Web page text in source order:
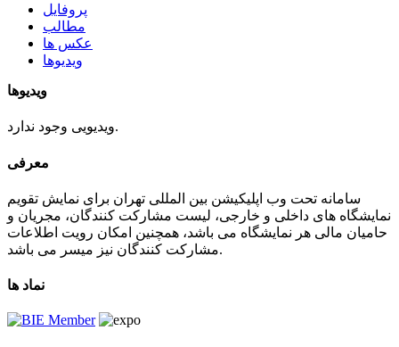
پروفایل
مطالب
عکس ها
ویدیوها
ویدیوها
ویدیویی وجود ندارد.
معرفی
سامانه تحت وب اپلیکیشن بین المللی تهران برای نمایش تقویم
نمایشگاه های داخلی و خارجی، لیست مشارکت کنندگان، مجریان و
حامیان مالی هر نمایشگاه می باشد، همچنین امکان رویت اطلاعات
مشارکت کنندگان نیز میسر می باشد.
نماد ها